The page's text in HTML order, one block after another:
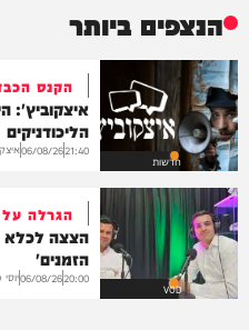
הנצפים ביותר
חדשות
הקנס
איצקוביץ':
הליכודניקים
21:40
06/08/26
VOD
הגרלה
הזמנים'
20:00
06/08/26